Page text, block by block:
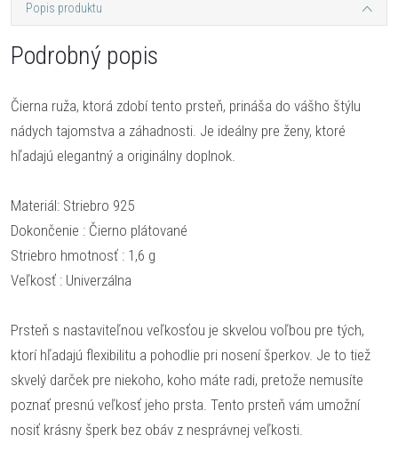
Popis produktu
Podrobný popis
Čierna ruža, ktorá zdobí tento prsteň, prináša do vášho štýlu
nádych tajomstva a záhadnosti. Je ideálny pre ženy, ktoré
hľadajú elegantný a originálny doplnok.
Materiál: Striebro 925
Dokončenie : Čierno plátované
Striebro hmotnosť : 1,6 g
Veľkosť : Univerzálna
Prsteň s nastaviteľnou veľkosťou je skvelou voľbou pre tých,
ktorí hľadajú flexibilitu a pohodlie pri nosení šperkov. Je to tiež
skvelý darček pre niekoho, koho máte radi, pretože nemusíte
poznať presnú veľkosť jeho prsta. Tento prsteň vám umožní
nosiť krásny šperk bez obáv z nesprávnej veľkosti.